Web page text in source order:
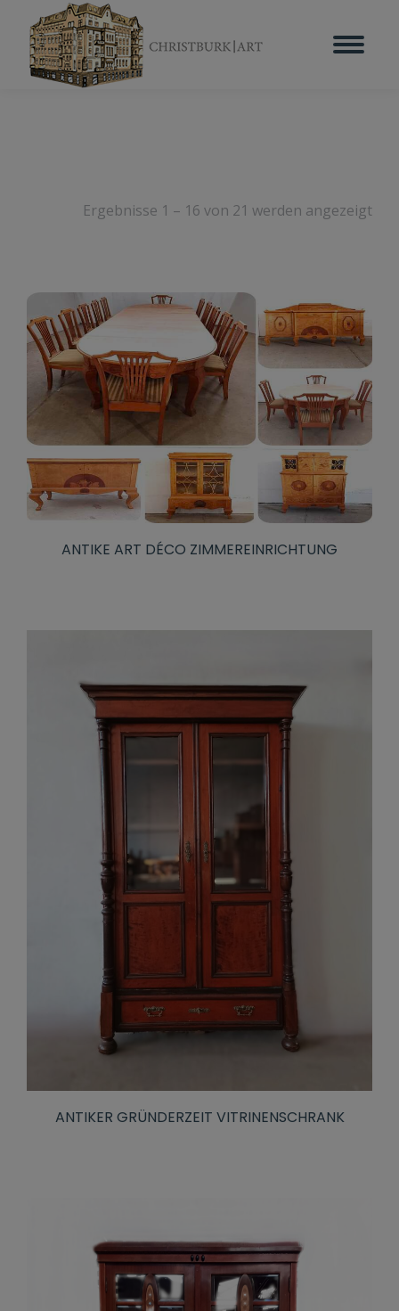
Ergebnisse 1 – 16 von 21 werden angezeigt
ANTIKE ART DÉCO ZIMMEREINRICHTUNG
ANTIKER GRÜNDERZEIT VITRINENSCHRANK